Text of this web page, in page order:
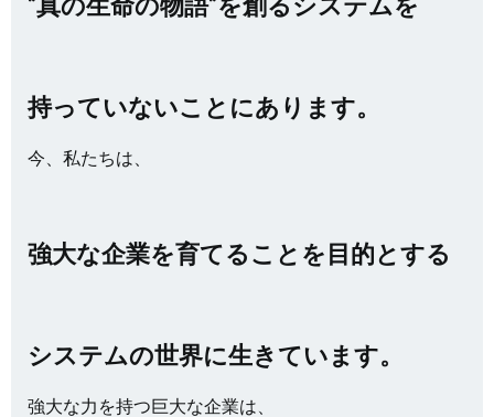
持っていないことにあります。
今、私たちは、
強大な企業を育てることを目的とする
システムの世界に生きています。
強大な力を持つ巨大な企業は、